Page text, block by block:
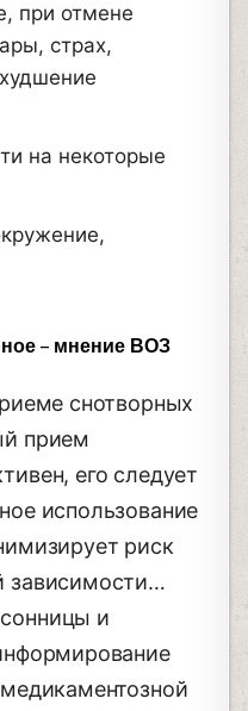
при отмене
страх,
на некоторые
– мнение ВОЗ
снотворных
прием
его следует
использование
риск
зависимости…
и